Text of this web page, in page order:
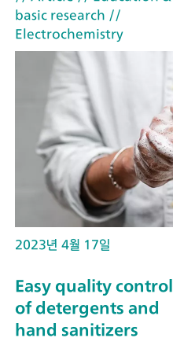
basic research //
Electrochemistry
2023년 4월 17일
Easy quality control
of detergents and
hand sanitizers